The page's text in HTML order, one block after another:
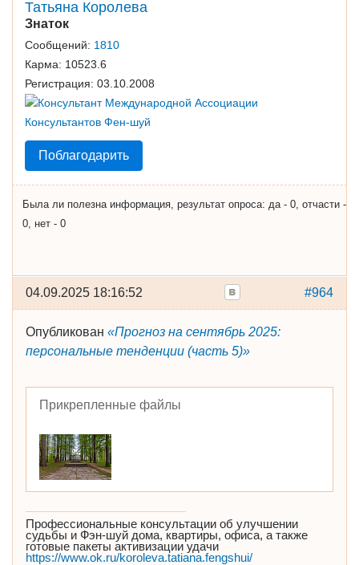
Татьяна Королева
Знаток
Сообщений: 1810
Карма: 10523.6
Регистрация: 03.10.2008
Поблагодарить
Была ли полезна информация, результат опроса: да - 0, отчасти -
0, нет - 0
#964
04.09.2025 18:16:52
Опубликован «Прогноз на сентябрь 2025:
персональные тенденции (часть 5)»
Прикрепленные файлы
Профессиональные консультации об улучшении
судьбы и Фэн-шуй дома, квартиры, офиса, а также
готовые пакеты активизации удачи
https://www.ok.ru/koroleva.tatiana.fengshui/